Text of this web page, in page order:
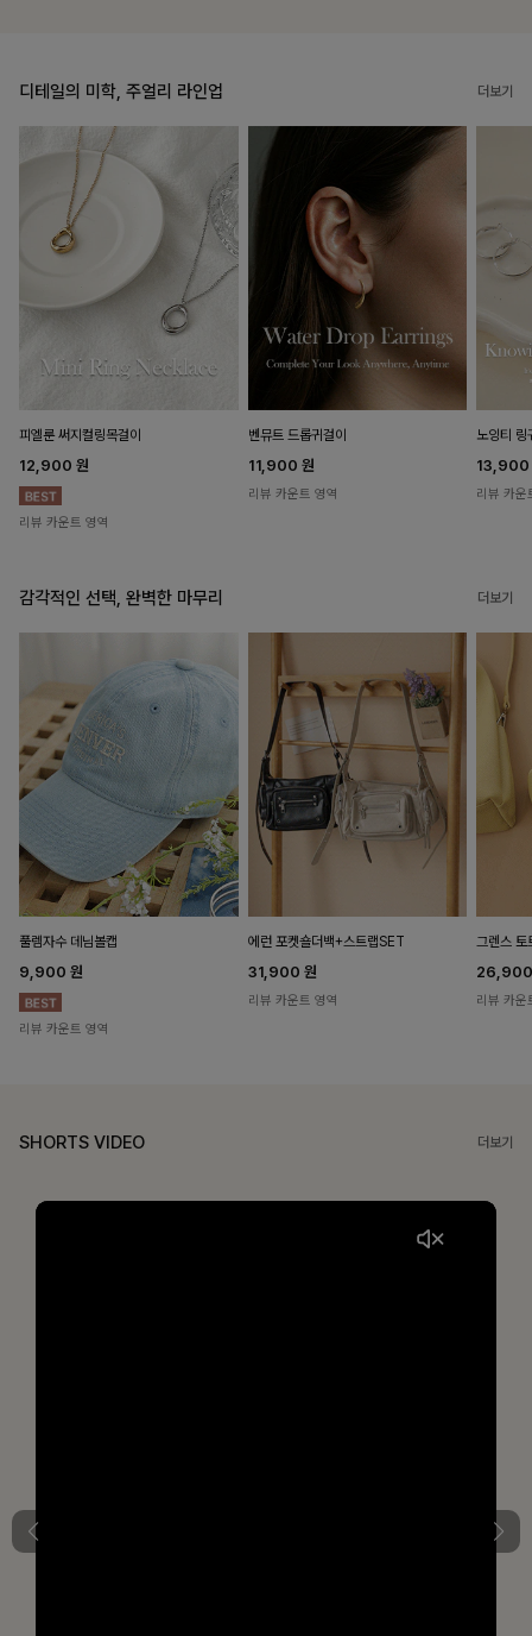
디테일의 미학, 주얼리 라인업 더보기
피엘룬 써지컬링목걸이
12,900 원
리뷰 카운트 영역
벤뮤트 드롭귀걸이
11,900 원
리뷰 카운트 영역
노잉티 링
리뷰 카운
감각적인 선택, 완벽한 마무리 더보기
풀렘자수 데님볼캡
9,900 원
리뷰 카운트 영역
에런 포켓숄더백+스트랩SET
31,900 원
리뷰 카운트 영역
그렌스
리뷰 카운
SHORTS VIDEO 더보기